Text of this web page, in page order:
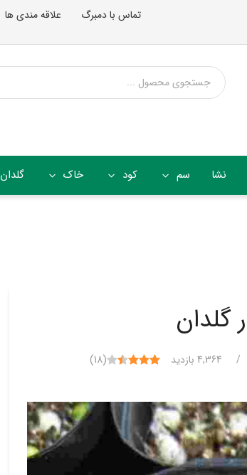
تماس با دمبرگ علاقه مندی ها
نشا سم کود خاک گلدان
/ 4,364 بازدید (
18
)